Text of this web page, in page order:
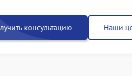
консультацию Наши